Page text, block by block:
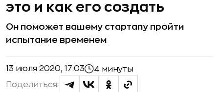
это и как его создать
Он поможет вашему стартапу пройти
испытание временем
13 июля 2020, 17:03 4 минуты
Поделиться: